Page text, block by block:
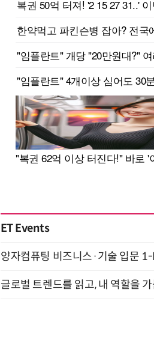
ET Events
양자컴퓨팅 비즈니스·기술 입문
글로벌 트렌드를 읽고, 내 역할을